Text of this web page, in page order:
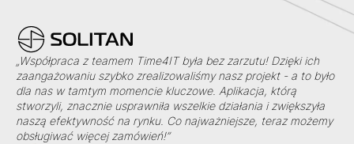
„Współpraca z teamem Time4IT była bez zarzutu! Dzięki ich
zaangażowaniu szybko zrealizowaliśmy nasz projekt - a to było
dla nas w tamtym momencie kluczowe. Aplikacja, którą
stworzyli, znacznie usprawniła wszelkie działania i zwiększyła
naszą efektywność na rynku. Co najważniejsze, teraz możemy
obsługiwać więcej zamówień!”